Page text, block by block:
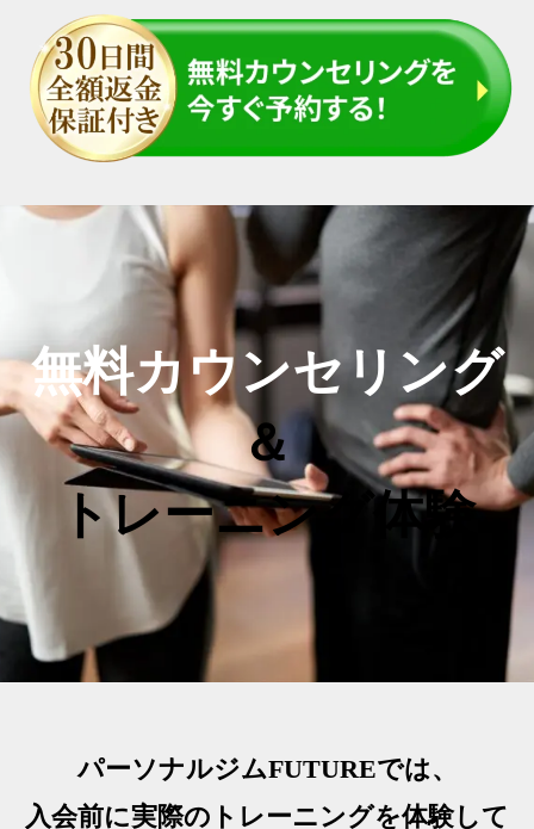
無料カウンセリング
＆
トレーニング体験
パーソナルジムFUTUREでは、
入会前に実際のトレーニングを体験して